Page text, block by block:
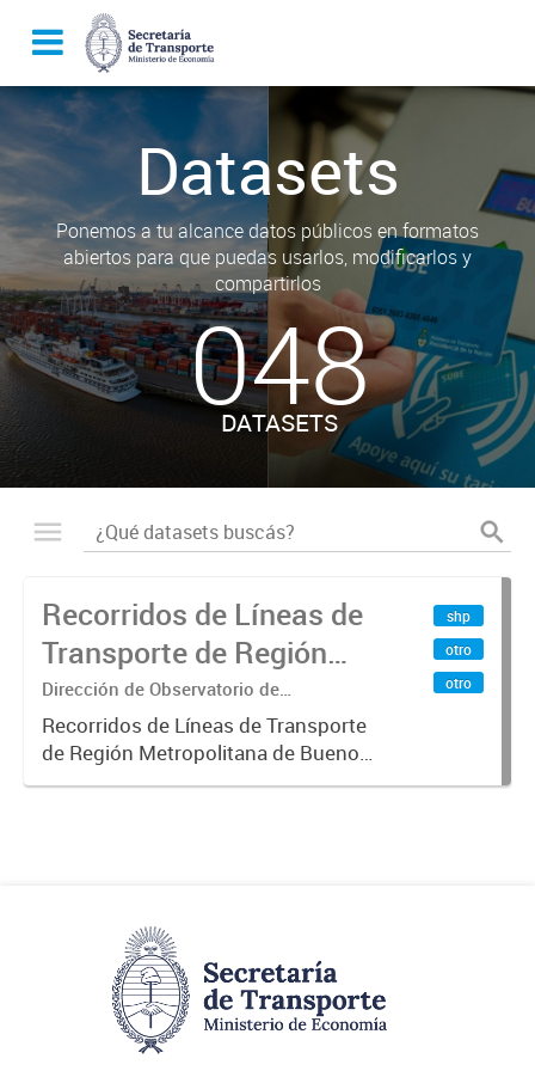
Datasets
Ponemos a tu alcance datos públicos en formatos
abiertos para que puedas usarlos, modificarlos y
compartirlos
048
DATASETS
Recorridos de Líneas de
Transporte de Región
Metropolitana de
Buenos Aires (RMBA)
Dirección de Observatorio de
Transporte, Estudio y Sistemas
Recorridos de Líneas de Transporte
de Región Metropolitana de Buenos
Aires (RMBA).-
shp
otro
otro